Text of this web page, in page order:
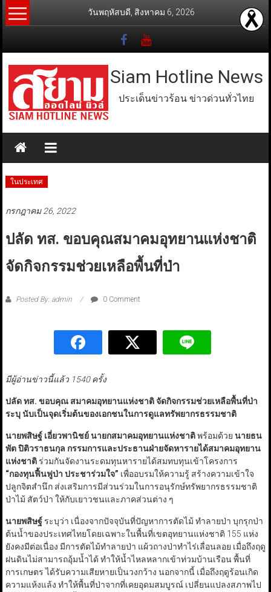
Skip
to
วันพฤหัสบดี, สิงหาคม 6, 2026
Siam Hotline News
ประเด็นข่าวร้อน ข่าวด่วนทั่วไทย
ในประเทศ
กรกฎาคม 26, 2022
ปลัด ทส. ขอบคุณสมาคมอุทยานแห่งชาติ
จัดกิจกรรมช่วยเหลือพื้นที่ป่า
Posted By: admin 0 Comment
มีผู้อ่านข่าวนี้แล้ว 1540 ครั้ง
ปลัด ทส. ขอบคุณ สมาคมอุทยานแห่งชาติ จัดกิจกรรมช่วยเหลือพื้นที่ป่า
ระบุ นับเป็นจุดเริ่มต้นของเอกชนในการดูแลทรัพยากรธรรมชาติ
นายพสิษฐ์ เอี่ยวพานิชย์ นายกสมาคมอุทยานแห่งชาติพร้อมด้วย นายธน
พัต ปิติวราธนกุล กรรมการและประธานฝ่ายจัดหารายได้สมาคมอุทยาน
แห่งชาติร่วมกันจัดงานระดมทุนหารายได้สมทบทุนเข้าโครงการ
“กองทุนฟื้นฟูป่า ประชาร่วมใจ” เพื่ออบรมให้ความรู้ สร้างความเข้าใจ
ปลูกจิตสำนึก ส่งเสริมการมีส่วนร่วมในการอนุรักษ์ทรัพยากรธรรมชาติ
ป่าไม้ สัตว์ป่า ให้กับเยาวชนและภาคส่วนต่าง ๆ
นายพสิษฐ์ระบุว่า เนื่องจากปัจจุบันที่ปัญหาการตัดไม้ ทำลายป่า บุกรุกป่า
ต้นน้ำของประเทศไทยโดยเฉพาะในพื้นที่เขตอุทยานแห่งชาติ 155 แห่ง
ยังคงมีต่อเนื่อง มีการตัดไม้ทำลายป่า แผ้วถางป่าทำไร่เลื่อนลอย เมื่อถึงฤดู
ฝนดินไม่สามารถอุ้มน้ำได้ ทำให้น้ำไหลหลากเข้าท่วมบ้านเรือน พื้นที่
การเกษตร ได้รับความเสียหายเป็นวงกว้าง นอกจากนี้ เมื่อถึงฤดูร้อนเกิด
ความแห้งแล้ง ทำให้พื้นที่ป่าจากที่เคยอุดมสมบูรณ์ เปลี่ยนแปลงสภาพไป